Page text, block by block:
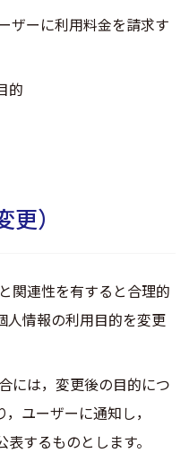
ザーに利用料金を請求す
的
）
関連性を有すると合理的
人情報の利用目的を変更
には，変更後の目的につ
ユーザーに通知し，
するものとします。